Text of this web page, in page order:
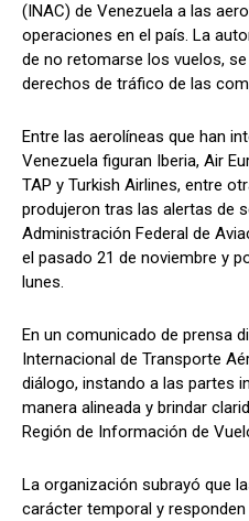
(INAC) de Venezuela a las
operaciones en el país. La
de no retomarse los vuelos,
derechos de tráfico de las
Entre las aerolíneas que han
Venezuela figuran Iberia, Air
TAP y Turkish Airlines, entre
produjeron tras las alertas de
Administración Federal de
el pasado 21 de noviembre y
lunes.
En un comunicado de prensa
Internacional de Transporte
diálogo, instando a las partes
manera alineada y brindar
Región de Información de
La organización subrayó que
carácter temporal y